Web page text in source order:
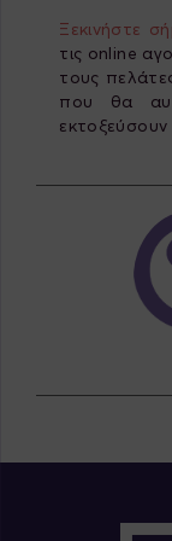
Ξεκινήστε
τις online
τους
που θα
εκτοξεύσουν